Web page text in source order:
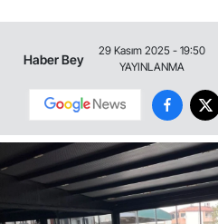
Haber Bey
29 Kasım 2025 - 19:50
YAYINLANMA